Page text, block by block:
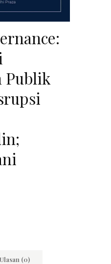
Publik
Ulasan (0)